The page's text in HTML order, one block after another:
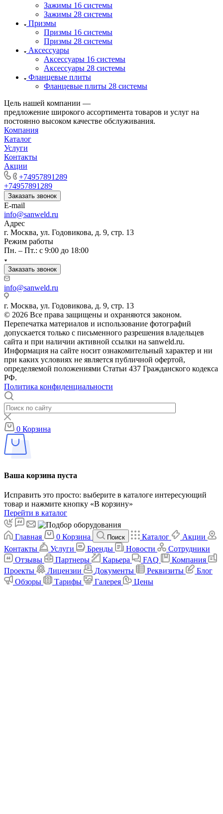
Зажимы 16 системы
Зажимы 28 системы
Призмы
Призмы 16 системы
Призмы 28 системы
Аксессуары
Аксессуары 16 системы
Аксессуары 28 системы
Фланцевые плиты
Фланцевые плиты 28 системы
Цель нашей компании —
предложение широкого ассортимента товаров и услуг на
постоянно высоком качестве обслуживания.
Компания
Каталог
Услуги
Контакты
Акции
+74957891289
+74957891289
Заказать звонок
E-mail
info@sanweld.ru
Адрес
г. Москва, ул. Годовикова, д. 9, стр. 13
Режим работы
Пн. – Пт.: с 9:00 до 18:00
Заказать звонок
info@sanweld.ru
г. Москва, ул. Годовикова, д. 9, стр. 13
© 2026 Все права защищены и охраняются законом.
Перепечатка материалов и использование фотографий
допускается только с письменного разрешения владельцев
сайта и при наличии активной ссылки на sanweld.ru.
Информация на сайте носит ознакомительный характер и ни
при каких условиях не является публичной офертой,
определяемой положениями Статьи 437 Гражданского кодекса
РФ.
Политика конфиденциальности
0 Корзина
Ваша корзина пуста
Исправить это просто: выберите в каталоге интересующий
товар и нажмите кнопку «В корзину»
Перейти в каталог
Главная 0 Корзина Поиск Каталог
Акции
Контакты
Услуги Бренды Новости
Сотрудники
Отзывы
Партнеры Карьера FAQ
Компания
Проекты
Лицензии Документы Реквизиты
Блог
Обзоры
Тарифы Галерея Цены